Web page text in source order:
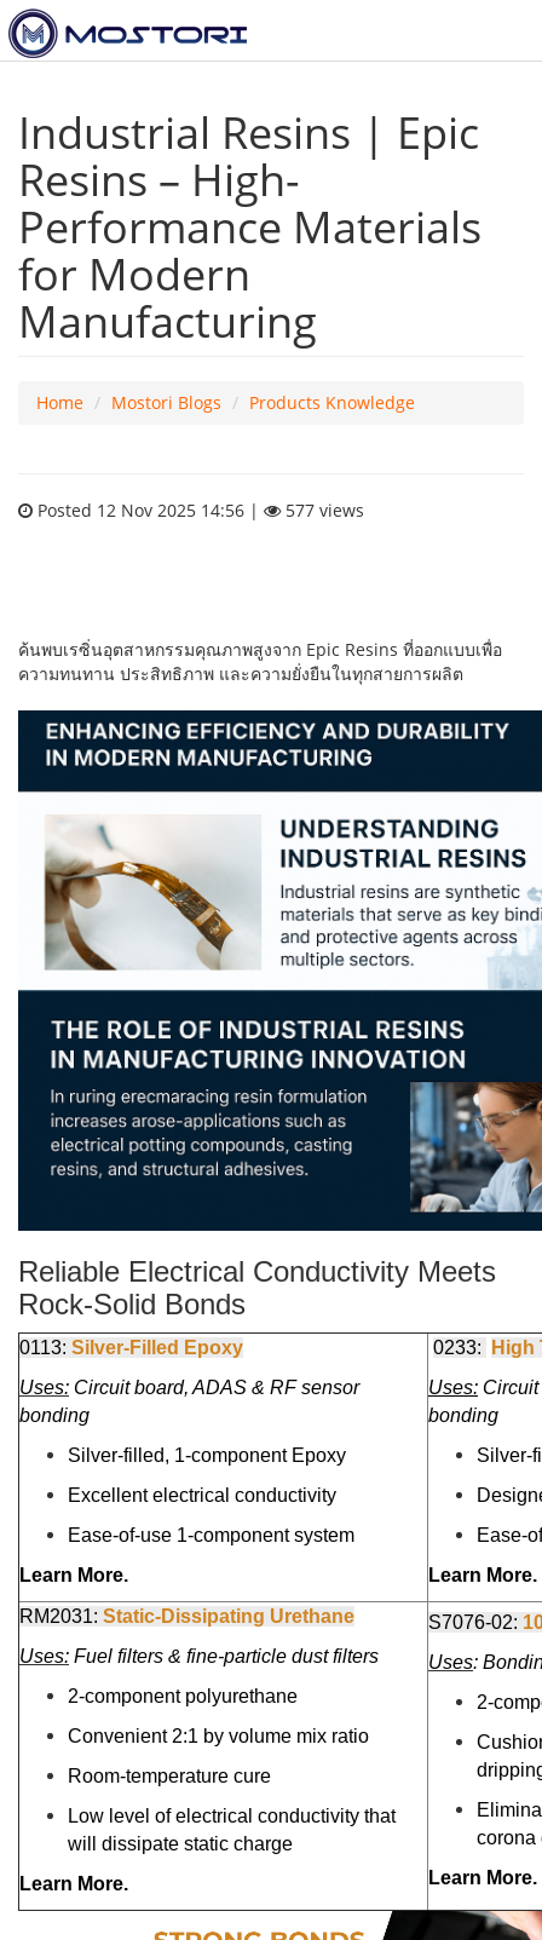
Industrial Resins | Epic
Resins – High-
Performance Materials
for Modern
Manufacturing
Home Mostori Blogs Products Knowledge
Posted 12 Nov 2025 14:56 | 577 views
ค้นพบเรซิ่นอุตสาหกรรมคุณภาพสูงจาก Epic Resins ที่ออกแบบเพื่อ
ความทนทาน ประสิทธิภาพ และความยั่งยืนในทุกสายการผลิต
Reliable Electrical Conductivity Meets
Rock-Solid Bonds
0113: Silver-Filled Epoxy
Uses: Circuit board, ADAS & RF sensor
bonding
Silver-filled, 1-component Epoxy
Excellent electrical conductivity
Ease-of-use 1-component system
Learn More.
0233:
High
Uses:
bonding
Silver-
Ease-
Learn More.
RM2031: Static-Dissipating Urethane
Uses: Fuel filters & fine-particle dust filters
2-component polyurethane
Convenient 2:1 by volume mix ratio
Room-temperature cure
Low level of electrical conductivity that
will dissipate static charge
Learn More.
S7076-02:
Uses:
2-
corona
Learn More.